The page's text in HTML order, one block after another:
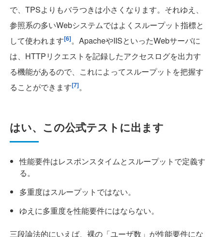
で、TPSよりもバラつきは小さくなります。それゆえ、
参照系の多いWebシステムではよくスループット指標と
して使われます[6]。ApacheやIISといったWebサーバに
は、HTTPリクエストを記録したアクセスログを出力す
る機能があるので、これによってスループットを把握す
ることができます[7]。
はい、この公式テストに出ます
性能要件はレスポンスタイムとスループットで定義す
る。
多重度はスループットではない。
ゆえに多重度を性能要件にはならない。
三段論法的にいえば、裸の「ユーザ数」が性能要件にな